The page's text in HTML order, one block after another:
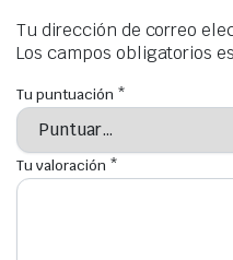
Tu dirección de correo
Los campos obligatorios
Tu puntuación *
Tu valoración *